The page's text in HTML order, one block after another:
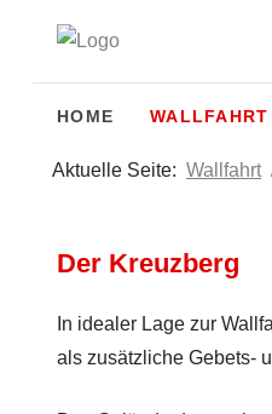
HOME WALLFAHRT
Aktuelle Seite: Wallfahrt
Der Kreuzberg
In idealer Lage zur
als zusätzliche Gebets-